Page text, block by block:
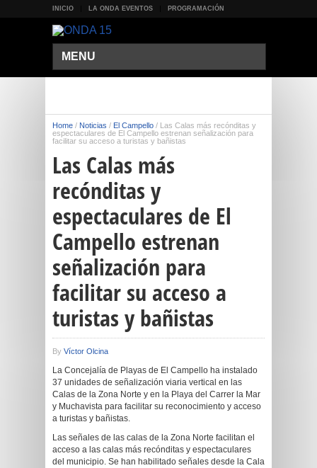
INICIO LA ONDA EVENTOS PROGRAMACIÓN
MENU
Home / Noticias / El Campello / Las Calas más recónditas y
espectaculares de El Campello estrenan señalización para
facilitar su acceso a turistas y bañistas
Las Calas más
recónditas y
espectaculares de El
Campello estrenan
señalización para
facilitar su acceso a
turistas y bañistas
By Víctor Olcina
La Concejalía de Playas de El Campello ha instalado
37 unidades de señalización viaria vertical en las
Calas de la Zona Norte y en la Playa del Carrer la Mar
y Muchavista para facilitar su reconocimiento y acceso
a turistas y bañistas.
Las señales de las calas de la Zona Norte facilitan el
acceso a las calas más recónditas y espectaculares
del municipio. Se han habilitado señales desde la Cala